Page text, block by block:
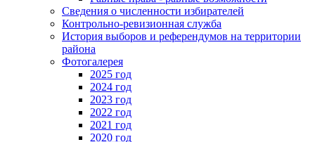
Сведения о численности избирателей
Контрольно-ревизионная служба
История выборов и референдумов на территории
района
Фотогалерея
2025 год
2024 год
2023 год
2022 год
2021 год
2020 год